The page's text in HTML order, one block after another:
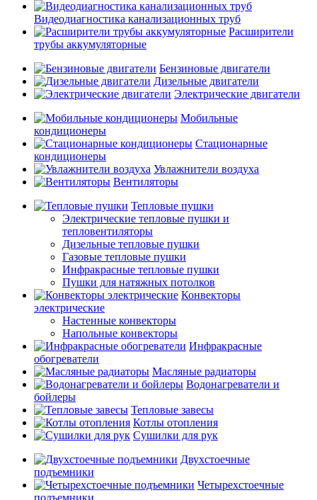
Видеодиагностика канализационных труб
Расширители
трубы аккумуляторные
Бензиновые двигатели
Дизельные двигатели
Электрические двигатели
Мобильные
кондиционеры
Стационарные
кондиционеры
Увлажнители воздуха
Вентиляторы
Тепловые пушки
Электрические тепловые пушки и
тепловентиляторы
Дизельные тепловые пушки
Газовые тепловые пушки
Инфракрасные тепловые пушки
Пушки для натяжных потолков
Конвекторы
электрические
Настенные конвекторы
Напольные конвекторы
Инфракрасные
обогреватели
Масляные радиаторы
Водонагреватели и
бойлеры
Тепловые завесы
Котлы отопления
Сушилки для рук
Двухстоечные
подъемники
Четырехстоечные
подъемники